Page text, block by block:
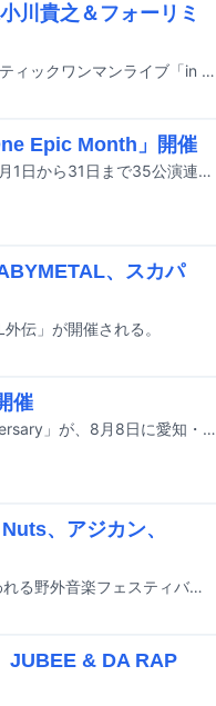
川貴之＆フォーリミ
TenTwentyが8月16日に神奈川・Yokohama Bay Hallで開催するアコースティックワンマンライブ「in the Rough 2」のゲストアーティストが発表された。
Epic Month」開催
東京のライブハウス・下北沢SHELTERのオープン35周年を記念して、10月1日から31日まで35公演連続ワンマンライブ「One Epic Month」が開催される。
、スカパ
伝」が開催される。
催
04 Limited Sazabysのファンクラブ限定ライブ「YON TOWN 8th Anniversary」が、8月8日に愛知・COMTEC PORTBASEで開催される。
、アジカン、
8月28日から30日までの3日間、山梨・山中湖交流プラザ きららにて行われる野外音楽フェスティバル「SPACE SHOWER SWEET LOVE SHOWER 2026」のタイムテーブルが発表された。
JUBEE & DA RAP